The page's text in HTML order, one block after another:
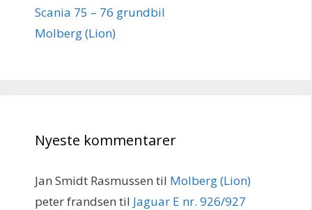
Scania 75 – 76 grundbil
Molberg (Lion)
Nyeste kommentarer
Jan Smidt Rasmussen til Molberg (Lion)
peter frandsen til Jaguar E nr. 926/927